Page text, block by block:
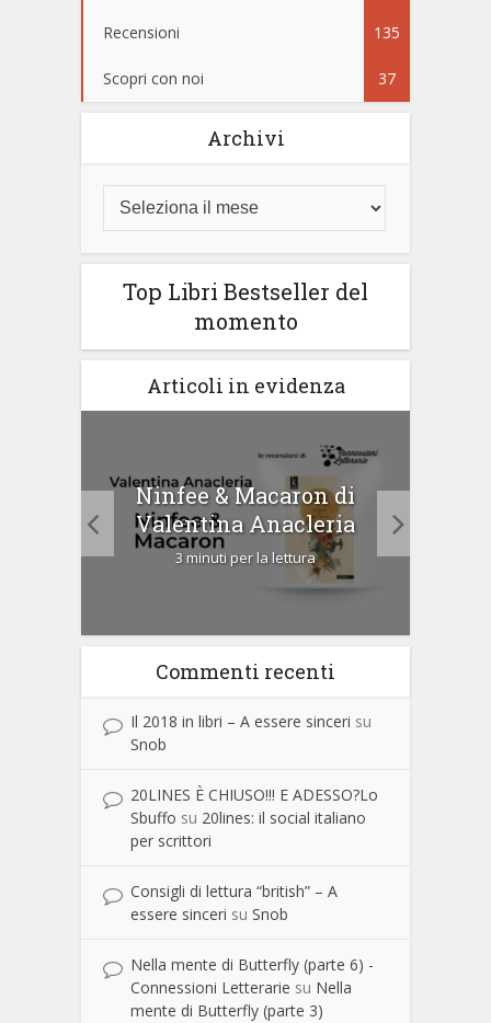
Recensioni 135
Scopri con noi 37
Archivi
Top Libri Bestseller del
momento
Articoli in evidenza
Ninfee & Macaron di
Valentina Anacleria
3 minuti per la lettura
Commenti recenti
Il 2018 in libri – A essere sinceri su
Snob
20LINES È CHIUSO!!! E ADESSO?Lo
Sbuffo su 20lines: il social italiano
per scrittori
Consigli di lettura “british” – A
essere sinceri su Snob
Nella mente di Butterfly (parte 6) -
Connessioni Letterarie su Nella
mente di Butterfly (parte 3)